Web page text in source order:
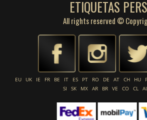
ETIQUETAS
All rights reserved ©
EU UK IE FR BE IT ES PT RO DE AT CH HU
SI
SK MX AR BR VE CO CL